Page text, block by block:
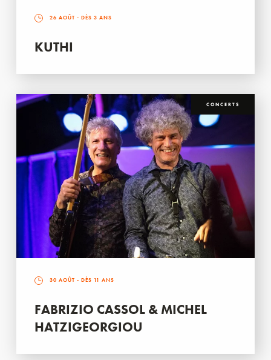
26 AOÛT - DÈS 3 ANS
KUTHI
CONCERTS
30 AOÛT - DÈS 11 ANS
FABRIZIO CASSOL & MICHEL
HATZIGEORGIOU